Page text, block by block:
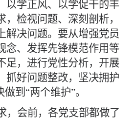
以学正风、以学促干的丰
，检视问题、深刻剖析，
解决问题。要从增强党员
念、发挥先锋模范作用等
足，进行党性分析，开展
抓好问题整改，坚决拥护
到“两个维护”。
，会前，各党支部都做了